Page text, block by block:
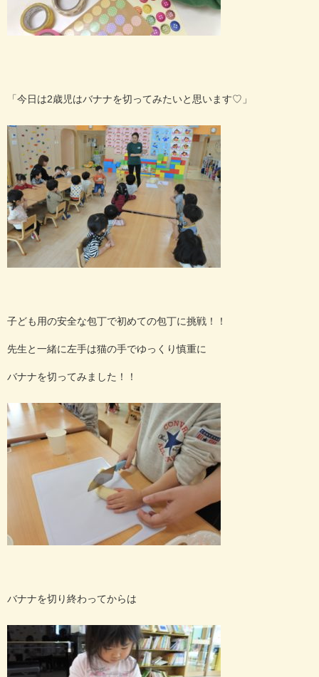
「今日は2歳児はバナナを切ってみたいと思います♡」
子ども用の安全な包丁で初めての包丁に挑戦！！
先生と一緒に左手は猫の手でゆっくり慎重に
バナナを切ってみました！！
バナナを切り終わってからは